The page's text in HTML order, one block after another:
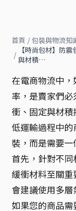
首頁 / 包裝與物流知
/
【時尚包材】防
與材積…
在電商物流中
率，是賣家們
衝、固定與材
低運輸過程中
裝，而是需要一
首先，針對不
緩衝材料至關
會建議使用多
如果您的商品